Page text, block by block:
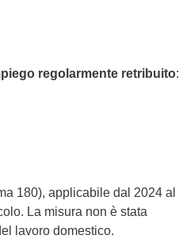
regolarmente retribuito:
180), applicabile dal 2024 al
La misura non è stata
lavoro domestico.